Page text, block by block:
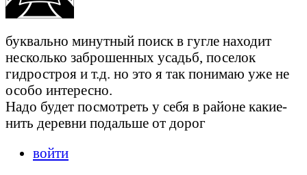
буквально минутный поиск в гугле находит
несколько заброшенных усадьб, поселок
гидростроя и т.д. но это я так понимаю уже не
особо интересно.
Надо будет посмотреть у себя в районе какие-
нить деревни подальше от дорог
войти